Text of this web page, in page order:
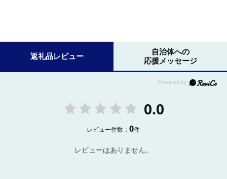
返礼品レビュー
自治体への
応援メッセージ
0.0
レビュー件数：0件
レビューはありません。